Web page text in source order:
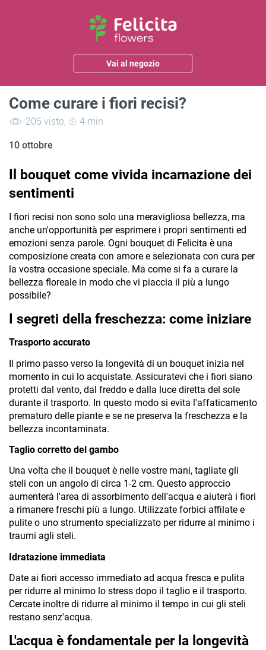
Vai al negozio
Come curare i fiori recisi?
205 visto, 4 min
10 ottobre
Il bouquet come vivida incarnazione dei
sentimenti
I fiori recisi non sono solo una meravigliosa bellezza, ma
anche un'opportunità per esprimere i propri sentimenti ed
emozioni senza parole. Ogni bouquet di Felicita è una
composizione creata con amore e selezionata con cura per
la vostra occasione speciale. Ma come si fa a curare la
bellezza floreale in modo che vi piaccia il più a lungo
possibile?
I segreti della freschezza: come iniziare
Trasporto accurato
Il primo passo verso la longevità di un bouquet inizia nel
momento in cui lo acquistate. Assicuratevi che i fiori siano
protetti dal vento, dal freddo e dalla luce diretta del sole
durante il trasporto. In questo modo si evita l'affaticamento
prematuro delle piante e se ne preserva la freschezza e la
bellezza incontaminata.
Taglio corretto del gambo
Una volta che il bouquet è nelle vostre mani, tagliate gli
steli con un angolo di circa 1-2 cm. Questo approccio
aumenterà l'area di assorbimento dell'acqua e aiuterà i fiori
a rimanere freschi più a lungo. Utilizzate forbici affilate e
pulite o uno strumento specializzato per ridurre al minimo i
traumi agli steli.
Idratazione immediata
Date ai fiori accesso immediato ad acqua fresca e pulita
per ridurre al minimo lo stress dopo il taglio e il trasporto.
Cercate inoltre di ridurre al minimo il tempo in cui gli steli
restano senz'acqua.
L'acqua è fondamentale per la longevità